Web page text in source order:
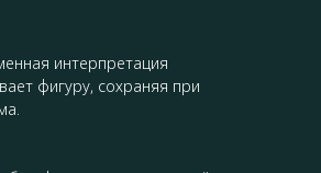
интерпретация
фигуру, сохраняя при